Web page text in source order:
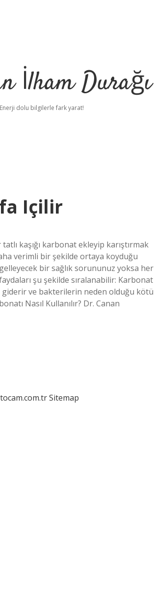
İlham Durağı
Enerji dolu bilgilerle fark yarat!
Içilir
kaşığı karbonat ekleyip karıştırmak
verimli bir şekilde ortaya koyduğu
bir sağlık sorununuz yoksa her
şu şekilde sıralanabilir: Karbonat
giderir ve bakterilerin neden olduğu kötü
Nasıl Kullanılır? Dr. Canan
Sitemap